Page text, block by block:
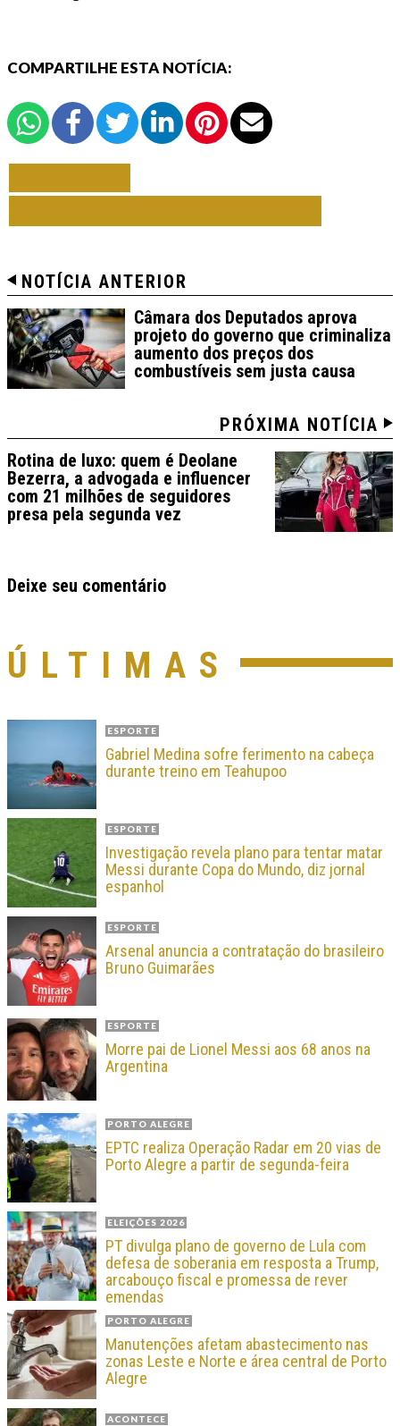
COMPARTILHE ESTA NOTÍCIA:
NOTÍCIA ANTERIOR
Câmara dos Deputados aprova
projeto do governo que criminaliza
aumento dos preços dos
combustíveis sem justa causa
PRÓXIMA NOTÍCIA
Rotina de luxo: quem é Deolane
Bezerra, a advogada e influencer
com 21 milhões de seguidores
presa pela segunda vez
Deixe seu comentário
ÚLTIMAS
ESPORTE
Gabriel Medina sofre ferimento na cabeça
durante treino em Teahupoo
ESPORTE
Investigação revela plano para tentar matar
Messi durante Copa do Mundo, diz jornal
espanhol
ESPORTE
Arsenal anuncia a contratação do brasileiro
Bruno Guimarães
ESPORTE
Morre pai de Lionel Messi aos 68 anos na
Argentina
PORTO ALEGRE
EPTC realiza Operação Radar em 20 vias de
Porto Alegre a partir de segunda-feira
ELEIÇÕES 2026
PT divulga plano de governo de Lula com
defesa de soberania em resposta a Trump,
arcabouço fiscal e promessa de rever
emendas
PORTO ALEGRE
Manutenções afetam abastecimento nas
zonas Leste e Norte e área central de Porto
Alegre
ACONTECE